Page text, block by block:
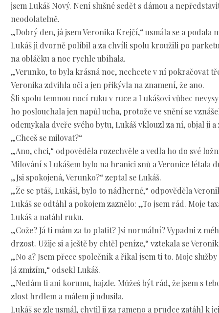
jsem Lukáš Nový. Není slušné sedět s dámou a
neodolatelně.
„Dobrý den, já jsem Veronika Krejčí,“ usmála se a podala
Lukáš ji dvorně políbil a za chvíli spolu kroužili po
na obláčku a noc rychle ubíhala.
„Verunko, to byla krásná noc, nechcete v ní pokračovat
Veronika zdvihla oči a jen přikývla na znamení, že ano.
Šli spolu temnou nocí ruku v ruce a Lukášovi vůbec
ho poslouchala jen napůl ucha, protože ve snění se
odemykala dveře svého bytu, Lukáš vklouzl za ní, objal ji a
„Chceš se milovat?“
„Ano, chci,“ odpověděla rozechvěle a vedla ho do své
Milování s Lukášem bylo na hranici snů a Veronice létala
„Jsi spokojená, Verunko?“ zeptal se Lukáš.
„Že se ptáš, Lukáši, bylo to nádherné,“ odpověděla
Lukáš se odtáhl a pokojem zaznělo: „To jsem rád. Moje
Lukáš a natáhl ruku.
„Cože? Já ti mám za to platit? Jsi normální? Vypadni z
drzost. Užije si a ještě by chtěl peníze,“ vztekala se
„No a? Jsem přece společník a říkal jsem ti to. Moje
já zmizím,“ odsekl Lukáš.
„Nedám ti ani korunu, hajzle. Můžeš být rád, že jsem s
zlost hrdlem a málem ji udusila.
Lukáš se zle usmál, chytil ji za rameno a prudce zatáhl k